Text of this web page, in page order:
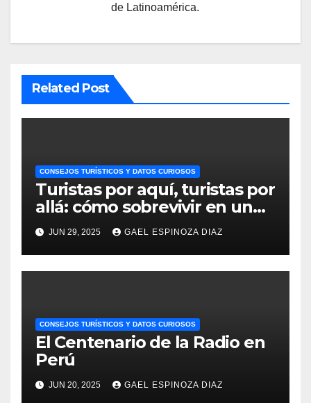
de Latinoamérica.
Related Post
CONSEJOS TURÍSTICOS Y DATOS CURIOSOS
Turistas por aquí, turistas por
allá: cómo sobrevivir en un
Perú invadido
JUN 29, 2025 GAEL ESPINOZA DIAZ
CONSEJOS TURÍSTICOS Y DATOS CURIOSOS
El Centenario de la Radio en
Perú
JUN 20, 2025 GAEL ESPINOZA DIAZ